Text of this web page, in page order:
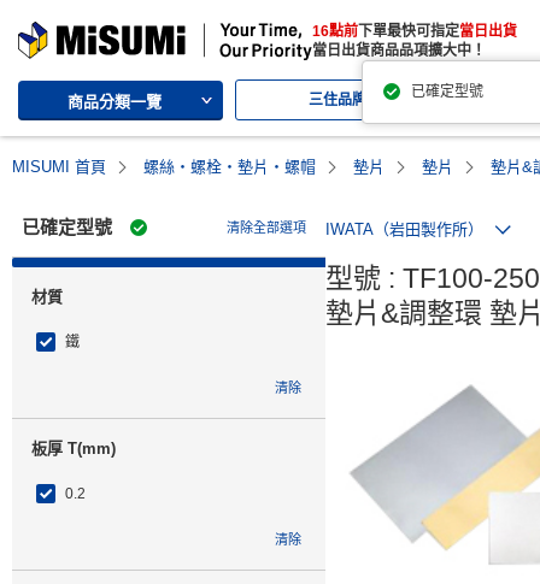
MISUMI | Your Time, Our Priority 16點前 下單最快可指定當日出貨
當日出貨商品品項擴大中！
商品分類一覽 三住品牌
MISUMI 首頁 螺絲・螺栓・墊片・螺帽 墊片 墊片 墊片&
已確定型號 清除全部選項
材質
鐵
清除
板厚 T(mm)
0.2
清除
IWATA（岩田製作所）
型號 : TF100-
墊片&調整環 墊
已確定型號